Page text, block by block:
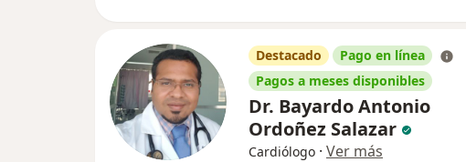
Destacado
Pago en línea
Pagos a meses disponibles
Dr. Bayardo Antonio
Ordoñez Salazar
Cardiólogo · Ver más